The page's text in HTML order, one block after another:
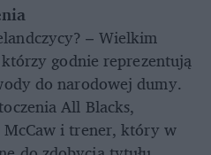
– Wielkim
godnie reprezentują
do narodowej dumy.
All Blacks,
McCaw i trener, który w